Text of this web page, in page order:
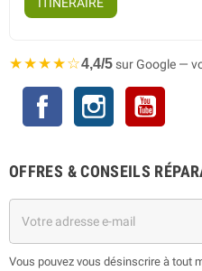
★★★★☆4,4/5sur Google —
Facebook Instagram
OFFRES & CONSEILS
Vous pouvez vous désinscrire à tout